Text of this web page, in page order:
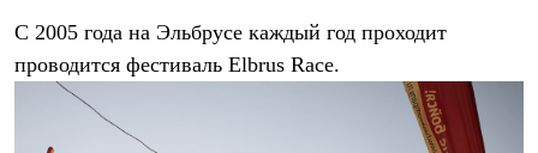
Куртки
Штормовая одежда
Софтшелл одежда
C 2005 года на Эльбрусе каждый год проходит
проводится фестиваль Elbrus Race.